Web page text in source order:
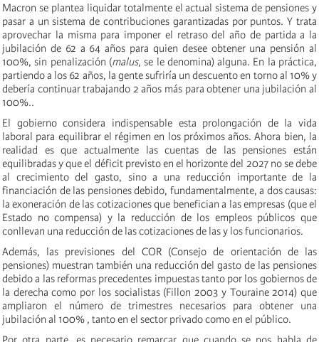
Macron se plantea liquidar totalmente el actual sistema de pensiones y
pasar a un sistema de contribuciones garantizadas por puntos. Y trata
aprovechar la misma para imponer el retraso del año de partida a la
jubilación de 62 a 64 años para quien desee obtener una pensión al
100%, sin penalización (malus, se le denomina) alguna. En la práctica,
partiendo a los 62 años, la gente sufriría un descuento en torno al 10% y
debería continuar trabajando 2 años más para obtener una jubilación al
100%..
El gobierno considera indispensable esta prolongación de la vida
laboral para equilibrar el régimen en los próximos años. Ahora bien, la
realidad es que actualmente las cuentas de las pensiones están
equilibradas y que el déficit previsto en el horizonte del 2027 no se debe
al crecimiento del gasto, sino a una reducción importante de la
financiación de las pensiones debido, fundamentalmente, a dos causas:
la exoneración de las cotizaciones que benefician a las empresas (que el
Estado no compensa) y la reducción de los empleos públicos que
conllevan una reducción de las cotizaciones de las y los funcionarios.
Además, las previsiones del COR (Consejo de orientación de las
pensiones) muestran también una reducción del gasto de las pensiones
debido a las reformas precedentes impuestas tanto por los gobiernos de
la derecha como por los socialistas (Fillon 2003 y Touraine 2014) que
ampliaron el número de trimestres necesarios para obtener una
jubilación al 100% , tanto en el sector privado como en el público.